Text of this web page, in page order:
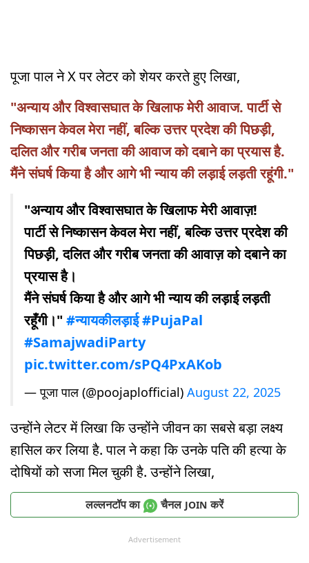
पूजा पाल ने X पर लेटर को शेयर करते हुए लिखा,
"अन्याय और विश्वासघात के खिलाफ मेरी आवाज. पार्टी से
निष्कासन केवल मेरा नहीं, बल्कि उत्तर प्रदेश की पिछड़ी,
दलित और गरीब जनता की आवाज को दबाने का प्रयास है.
मैंने संघर्ष किया है और आगे भी न्याय की लड़ाई लड़ती रहूंगी."
"अन्याय और विश्वासघात के खिलाफ मेरी आवाज़!
पार्टी से निष्कासन केवल मेरा नहीं, बल्कि उत्तर प्रदेश की
पिछड़ी, दलित और गरीब जनता की आवाज़ को दबाने का
प्रयास है।
मैंने संघर्ष किया है और आगे भी न्याय की लड़ाई लड़ती
रहूँगी।"#न्यायकीलड़ाई#PujaPal
#SamajwadiParty
pic.twitter.com/sPQ4PxAKob
— पूजा पाल (@poojaplofficial) August 22, 2025
उन्होंने लेटर में लिखा कि उन्होंने जीवन का सबसे बड़ा लक्ष्य
हासिल कर लिया है. पाल ने कहा कि उनके पति की हत्या के
दोषियों को सजा मिल चुकी है. उन्होंने लिखा,
लल्लनटॉप का चैनल JOIN करें
Advertisement